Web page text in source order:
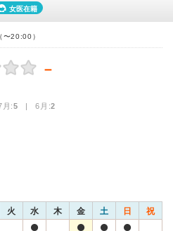
女医在籍
〜20:00）
－
:5 | 6月:2
火 水 木 金 土 日 祝